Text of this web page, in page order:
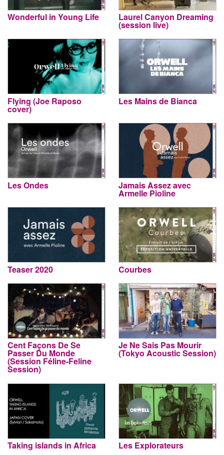
Wonderful in Young Life Laurel Canyon Dreaming
(session live)
Flying (Joe Raposo
cover)
Les Mains de Bianca
Les Ondes Jamais Assez avec
Armelle Pioline
Teaser 2020 Courbes
Cent Façons De Se
Passer Du Monde
(Session Féline-Feline
Session)
Je Ne Sais Pas Mourir
(Tokyo Acoustic Session)
Taking islands in Africa Les Explorateurs